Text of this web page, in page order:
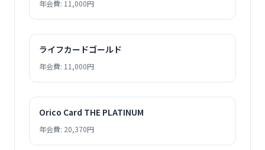
年会費: 11,000円
ライフカードゴールド
年会費: 11,000円
Orico Card THE PLATINUM
年会費: 20,370円